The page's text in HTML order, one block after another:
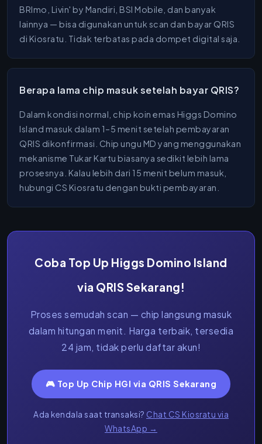
BRImo, Livin' by Mandiri, BSI Mobile, dan banyak
lainnya — bisa digunakan untuk scan dan bayar QRIS
di Kiosratu. Tidak terbatas pada dompet digital saja.
Berapa lama chip masuk setelah bayar QRIS?
Dalam kondisi normal, chip koin emas Higgs Domino
Island masuk dalam 1–5 menit setelah pembayaran
QRIS dikonfirmasi. Chip ungu MD yang menggunakan
mekanisme Tukar Kartu biasanya sedikit lebih lama
prosesnya. Kalau lebih dari 15 menit belum masuk,
hubungi CS Kiosratu dengan bukti pembayaran.
Coba Top Up Higgs Domino Island
via QRIS Sekarang!
Proses semudah scan — chip langsung masuk
dalam hitungan menit. Harga terbaik, tersedia
24 jam, tidak perlu daftar akun!
🎮 Top Up Chip HGI via QRIS Sekarang
Ada kendala saat transaksi? Chat CS Kiosratu via
WhatsApp →